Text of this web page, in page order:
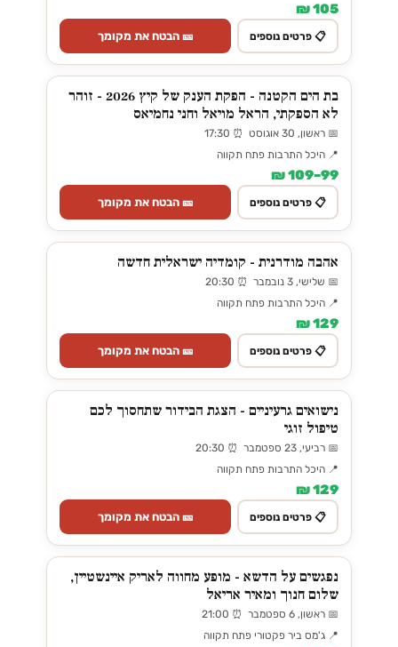
105 ₪
📋 פרטים נוספים 🎫 הבטח את מקומך
בת הים הקטנה - הפקת הענק של קיץ 2026 - זוהר
לא הספקתי, הראל מויאל וחני נחמיאס
📅 ראשון, 30 אוגוסט ⏰ 17:30
📍 היכל התרבות פתח תקווה
99–109 ₪
📋 פרטים נוספים 🎫 הבטח את מקומך
אהבה מודרנית - קומדיה ישראלית חדשה
📅 שלישי, 3 נובמבר ⏰ 20:30
📍 היכל התרבות פתח תקווה
129 ₪
📋 פרטים נוספים 🎫 הבטח את מקומך
נישואים גרעיניים - הצגת הבידור שתחסוך לכם
טיפול זוגי
📅 רביעי, 23 ספטמבר ⏰ 20:30
📍 היכל התרבות פתח תקווה
129 ₪
📋 פרטים נוספים 🎫 הבטח את מקומך
נפגשים על הדשא - מופע מחווה לאריק איינשטיין,
שלום חנוך ומאיר אריאל
📅 ראשון, 6 ספטמבר ⏰ 21:00
📍 ג'מס ביר פקטורי פתח תקווה